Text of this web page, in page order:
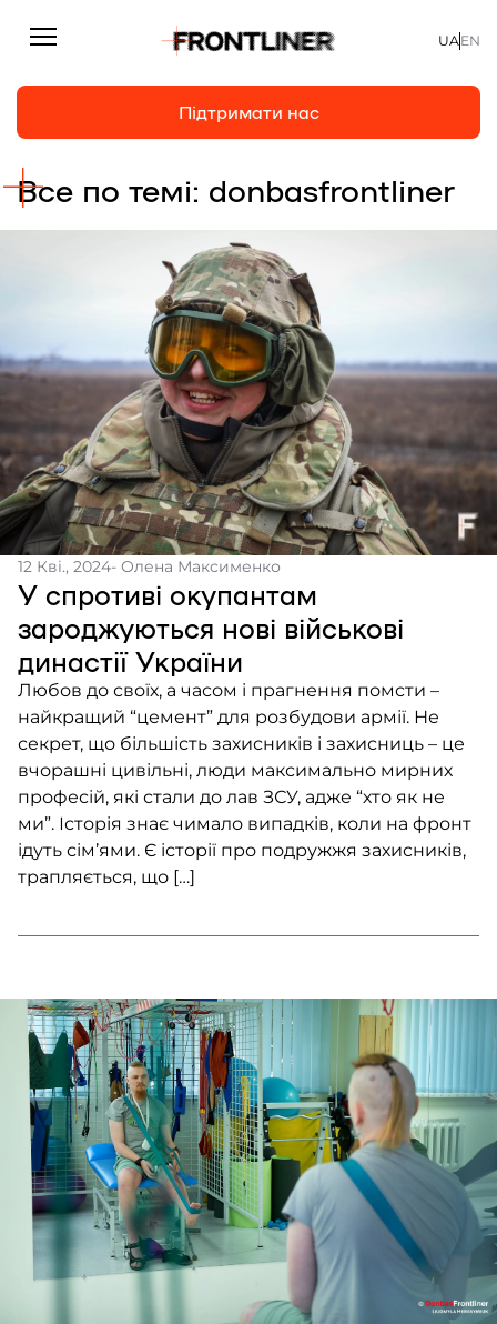
Репортажі
На часі
Про нас
Підтримати
Команда
Контакти
Співпраця
Медіакіт
Партнери проєкту та подяка
Редакційна політика | Копірайт
Документи
Підтримати нас
UAEN
Підтримати нас
Все по темі: donbasfrontliner
12 Кві., 2024- Олена Максименко
У спротиві окупантам
зароджуються нові військові
династії України
Любов до своїх, а часом і прагнення помсти –
найкращий “цемент” для розбудови армії. Не
секрет, що більшість захисників і захисниць – це
вчорашні цивільні, люди максимально мирних
професій, які стали до лав ЗСУ, адже “хто як не
ми”. Історія знає чимало випадків, коли на фронт
ідуть сім’ями. Є історії про подружжя захисників,
трапляється, що […]